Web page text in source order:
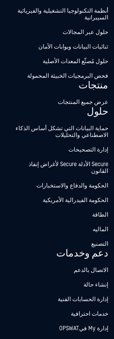
أنظمة التكنولوجيا التشغيلية والفيزيائية
السيبرانية
حلول عبر المجالات
ثنائيات البيانات وبوابات الأمان
حلول مُصنِّع المعدات الأصلية
فحص البرمجيات الخبيثة المحمولة
منتجات
عرض جميع المنتجات
حلول
حماية البيانات التي تشكل أساس الذكاء
الاصطناعي والتحليلات
إدارة التصحيحات
Secure الأدلة Secure لأغراض إنفاذ
القانون
الحكومة والدفاع والاستخبارات
الحكومة الفيدرالية الأمريكية
الطاقة
الماليه
التصنيع
دعم وخدمات
الاتصال بالدعم
إنشاء حالة
إدارة الحسابات الفنية
خدمات احترافية
إدارة My فيOPSWAT